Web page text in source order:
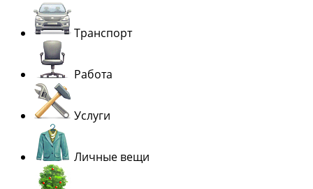
Транспорт
Работа
Услуги
Личные вещи